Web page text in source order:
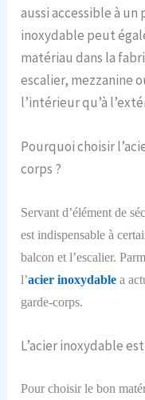
aussi accessible à un
inoxydable peut
matériau dans la
escalier, mezzanine
l’intérieur qu’à
Pourquoi choisir
corps ?
Servant d’élément de
est indispensable à
balcon et l’escalier.
l’acier inoxydable a
garde-corps.
L’acier inoxydable
Pour choisir le bon